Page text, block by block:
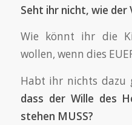
Seht ihr nicht, wie der
Wie könnt ihr die
wollen, wenn dies
Habt ihr nichts dazu
dass der Wille des
stehen MUSS?